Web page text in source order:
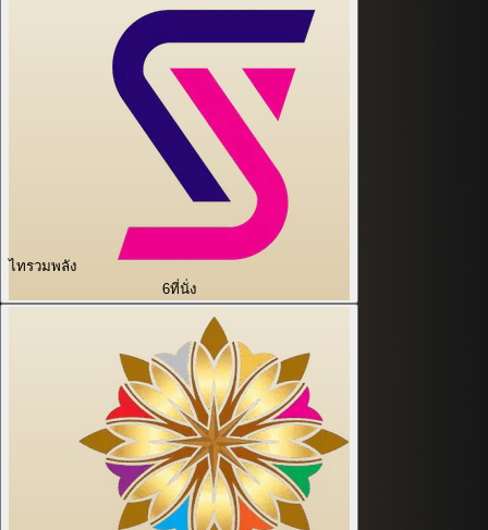
ไทรวมพลัง
6ที่นั่ง